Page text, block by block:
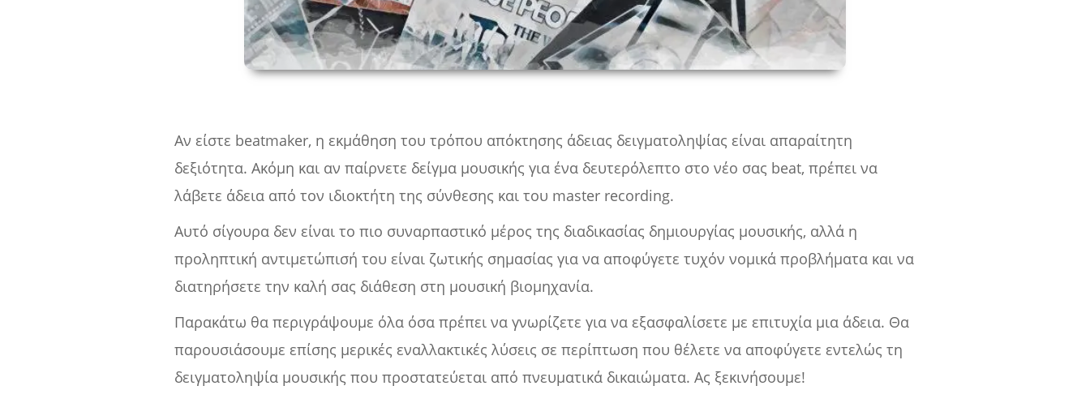
Αν είστε beatmaker, η εκμάθηση του τρόπου απόκτησης άδειας δειγματοληψίας είναι απαραίτητη
δεξιότητα. Ακόμη και αν παίρνετε δείγμα μουσικής για ένα δευτερόλεπτο στο νέο σας beat, πρέπει να
λάβετε άδεια από τον ιδιοκτήτη της σύνθεσης και του master recording.
Αυτό σίγουρα δεν είναι το πιο συναρπαστικό μέρος της διαδικασίας δημιουργίας μουσικής, αλλά η
προληπτική αντιμετώπισή του είναι ζωτικής σημασίας για να αποφύγετε τυχόν νομικά προβλήματα και να
διατηρήσετε την καλή σας διάθεση στη μουσική βιομηχανία.
Παρακάτω θα περιγράψουμε όλα όσα πρέπει να γνωρίζετε για να εξασφαλίσετε με επιτυχία μια άδεια. Θα
παρουσιάσουμε επίσης μερικές εναλλακτικές λύσεις σε περίπτωση που θέλετε να αποφύγετε εντελώς τη
δειγματοληψία μουσικής που προστατεύεται από πνευματικά δικαιώματα. Ας ξεκινήσουμε!